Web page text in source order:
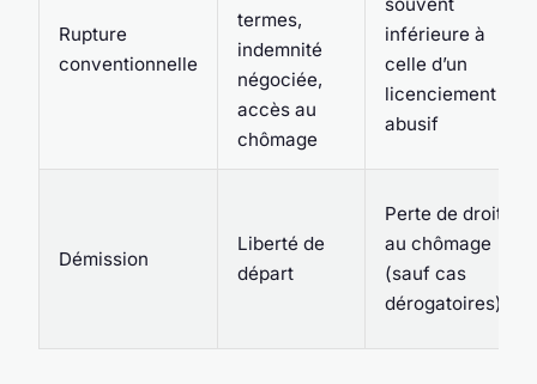
Rupture
conventionnelle
termes,
indemnité
négociée,
accès au
chômage
inférieure à
celle d’un
licenciement
abusif
Démission
Liberté de
départ
Perte de droits
au chômage
(sauf cas
dérogatoires)